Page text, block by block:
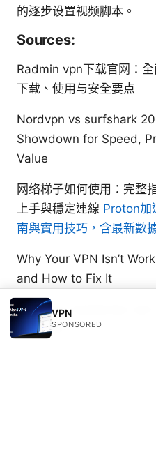
的逐步设置视频脚本。
Sources:
Radmin vpn下载官网：
下载、使用与安全要点
Nordvpn vs surfshark
Showdown for Speed,
Value
网络梯子如何使用：完整
上手與穩定連線 Proton加
南與實用技巧，含最新數
Why Your VPN Isn’t
and How to Fix It
Why your kaspersky
fix it fast
VPN
SPONSORED